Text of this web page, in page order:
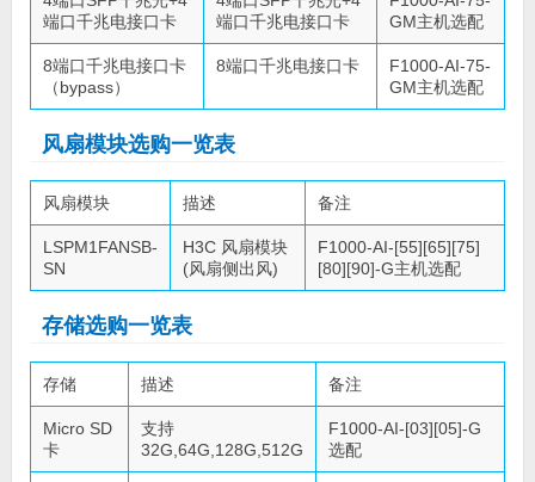
端口千兆电接口卡
端口千兆电接口卡
GM主机选配
8端口千兆电接口卡
（bypass）
8端口千兆电接口卡
F1000-AI-75-
GM主机选配
风扇模块选购一览表
风扇模块 描述 备注
LSPM1FANSB-
SN
H3C 风扇模块
(风扇侧出风)
F1000-AI-[55][65][75]
[80][90]-G主机选配
存储选购一览表
存储 描述 备注
Micro SD
卡
支持
32G,64G,128G,512G
F1000-AI-[03][05]-G
选配